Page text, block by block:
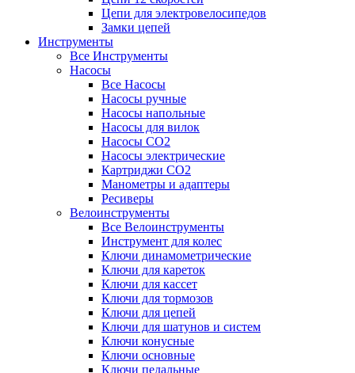
Цепи для электровелосипедов
Замки цепей
Инструменты
Все Инструменты
Насосы
Все Насосы
Насосы ручные
Насосы напольные
Насосы для вилок
Насосы CO2
Насосы электрические
Картриджи CO2
Манометры и адаптеры
Ресиверы
Велоинструменты
Все Велоинструменты
Инструмент для колес
Ключи динамометрические
Ключи для кареток
Ключи для кассет
Ключи для тормозов
Ключи для цепей
Ключи для шатунов и систем
Ключи конусные
Ключи основные
Ключи педальные